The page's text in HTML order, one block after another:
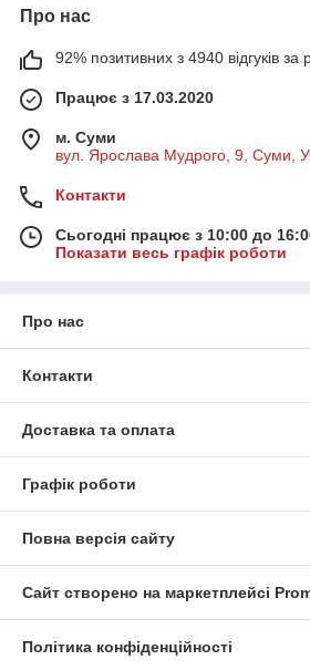
Про нас
92% позитивних з 4940 відгуків за
Працює з 17.03.2020
м. Суми
вул. Ярослава Мудрого, 9, Суми,
Контакти
Сьогодні працює з 10:00 до
Показати весь графік роботи
Про нас
Контакти
Доставка та оплата
Графік роботи
Повна версія сайту
Сайт створено на маркетплейсі
Політика конфіденційності